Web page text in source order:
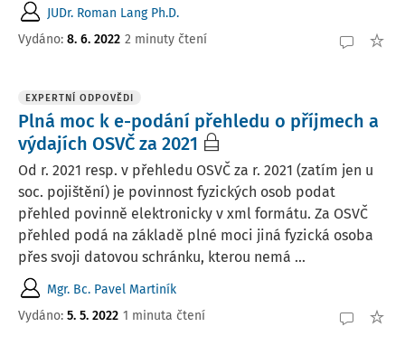
JUDr. Roman Lang Ph.D.
Vydáno: 8. 6. 2022 2 minuty čtení
EXPERTNÍ ODPOVĚDI
Plná moc k e-podání přehledu o příjmech a
výdajích OSVČ za 2021
Od r. 2021 resp. v přehledu OSVČ za r. 2021 (zatím jen u
soc. pojištění) je povinnost fyzických osob podat
přehled povinně elektronicky v xml formátu. Za OSVČ
přehled podá na základě plné moci jiná fyzická osoba
přes svoji datovou schránku, kterou nemá ...
Mgr. Bc. Pavel Martiník
Vydáno: 5. 5. 2022 1 minuta čtení